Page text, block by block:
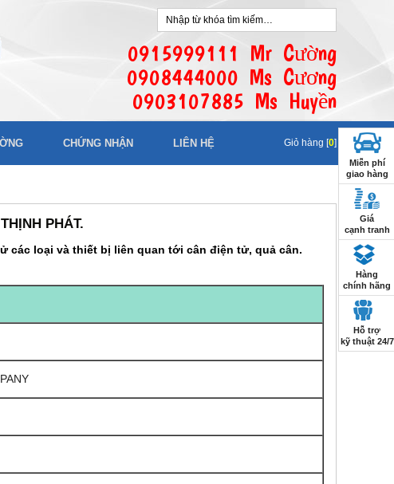
0915999111 Mr Cường
0908444000 Ms Cương
0903107885 Ms Huyền
CHỨNG NHẬN LIÊN HỆ Giỏ hàng [0]
PHÁT.
các loại và thiết bị liên quan tới cân điện tử, quả cân.
Miễn phí
giao hàng
Giá
cạnh tranh
Hàng
chính hãng
Hỗ trợ
kỹ thuật 24/7